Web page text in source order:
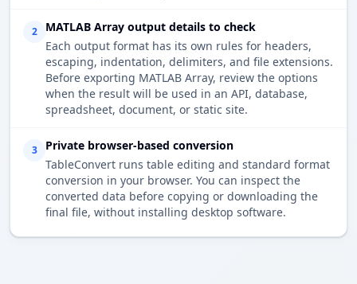
2
MATLAB Array output details to check
Each output format has its own rules for headers,
escaping, indentation, delimiters, and file extensions.
Before exporting MATLAB Array, review the options
when the result will be used in an API, database,
spreadsheet, document, or static site.
3
Private browser-based conversion
TableConvert runs table editing and standard format
conversion in your browser. You can inspect the
converted data before copying or downloading the
final file, without installing desktop software.